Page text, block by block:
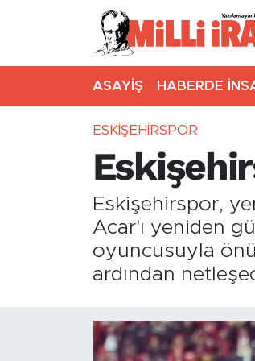
ASAYİŞ HABERDE
ESKİŞEHİRSPOR
Eskişehirspor,
Acar'ı yeniden
oyuncusuyla
ardından